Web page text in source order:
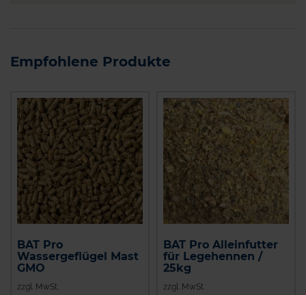
Empfohlene Produkte
BAT Pro
Wassergeflügel Mast
GMO
zzgl. MwSt.
BAT Pro Alleinfutter
für Legehennen /
25kg
zzgl. MwSt.